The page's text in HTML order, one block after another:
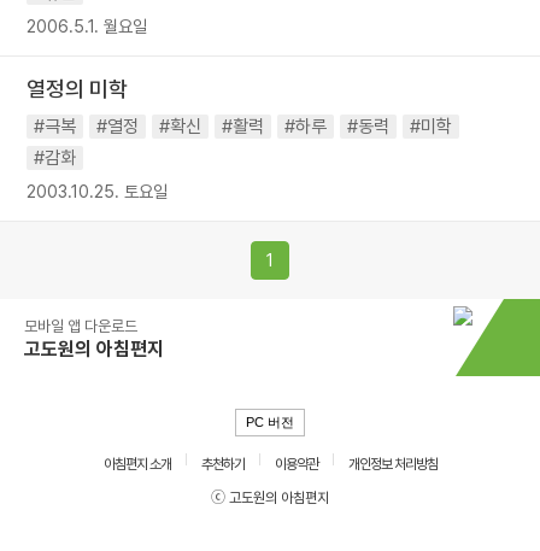
2006.5.1. 월요일
열정의 미학
#극복 #열정 #확신 #활력 #하루 #동력
#미학
#감화
2003.10.25. 토요일
1
모바일 앱 다운로드
고도원의 아침편지
PC 버전
아침편지 소개 추천하기 이용약관
개인정보 처리방침
ⓒ 고도원의 아침편지